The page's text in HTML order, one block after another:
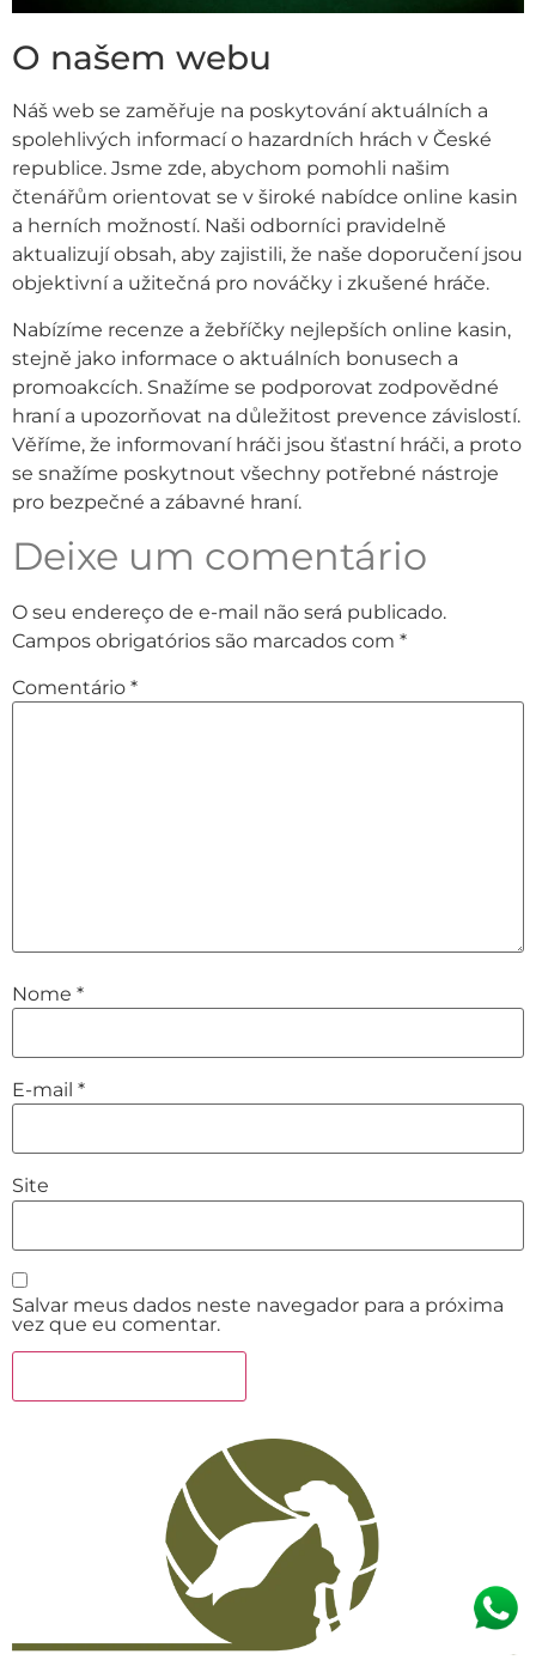
O našem webu
Náš web se zaměřuje na poskytování aktuálních a
spolehlivých informací o hazardních hrách v České
republice. Jsme zde, abychom pomohli našim
čtenářům orientovat se v široké nabídce online kasin
a herních možností. Naši odborníci pravidelně
aktualizují obsah, aby zajistili, že naše doporučení jsou
objektivní a užitečná pro nováčky i zkušené hráče.
Nabízíme recenze a žebříčky nejlepších online kasin,
stejně jako informace o aktuálních bonusech a
promoakcích. Snažíme se podporovat zodpovědné
hraní a upozorňovat na důležitost prevence závislostí.
Věříme, že informovaní hráči jsou šťastní hráči, a proto
se snažíme poskytnout všechny potřebné nástroje
pro bezpečné a zábavné hraní.
Deixe um comentário
O seu endereço de e-mail não será publicado.
Campos obrigatórios são marcados com *
Comentário *
Nome *
E-mail *
Site
Salvar meus dados neste navegador para a próxima
vez que eu comentar.